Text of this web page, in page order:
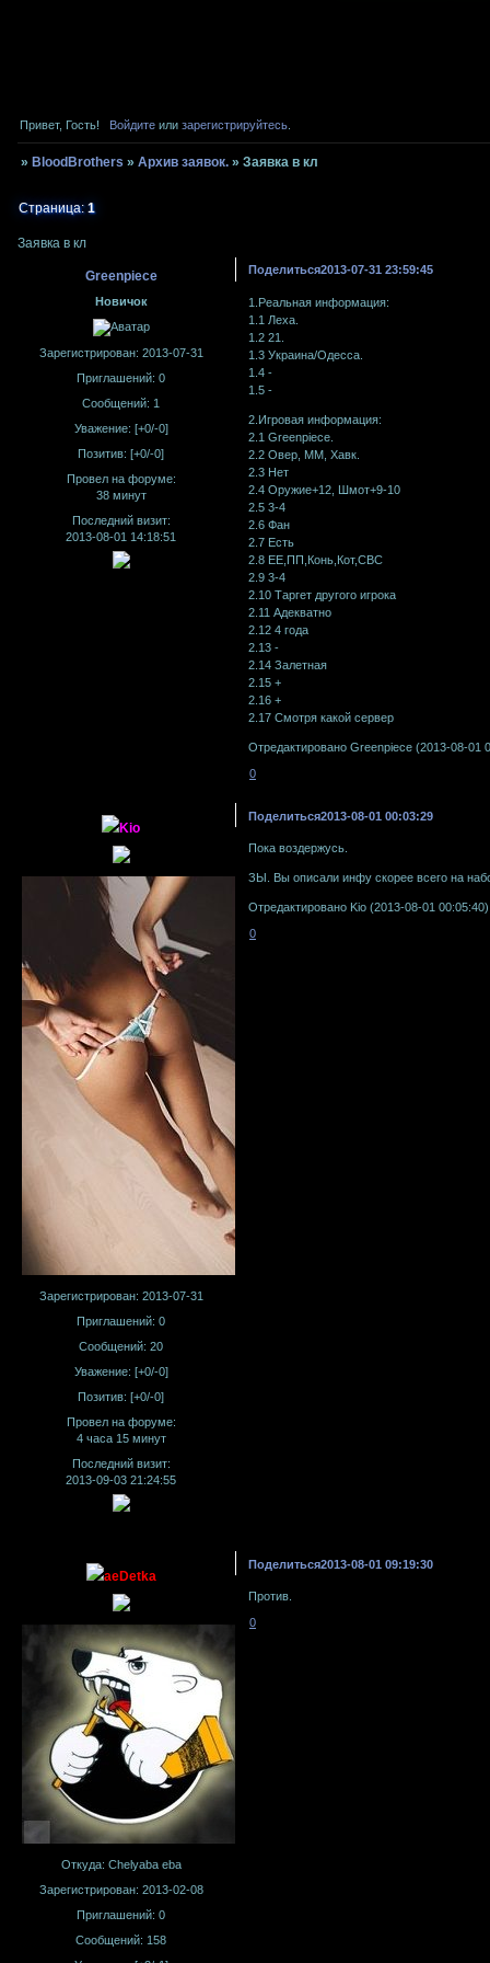
Привет, Гость! Войдитеили зарегистрируйтесь.
» BloodBrothers »Архив заявок. »Заявка в кл
Заявка в кл
Страница:1
Поделиться2013-07-31 23:59:45
Greenpiece
Новичок
Зарегистрирован: 2013-07-31
Приглашений: 0
Сообщений: 1
Уважение: [+0/-0]
Позитив: [+0/-0]
Провел на форуме:
38 минут
Последний визит:
2013-08-01 14:18:51
1.Реальная информация:
1.1 Леха.
1.2 21.
1.3 Украина/Одесса.
1.4 -
1.5 -
2.Игровая информация:
2.1 Greenpiece.
2.2 Овер, ММ, Хавк.
2.3 Нет
2.4 Оружие+12, Шмот+9-10
2.5 3-4
2.6 Фан
2.7 Есть
2.8 ЕЕ,ПП,Конь,Кот,СВС
2.9 3-4
2.10 Таргет другого игрока
2.11 Адекватно
2.12 4 года
2.13 -
2.14 Залетная
2.15 +
2.16 +
2.17 Смотря какой сервер
Отредактировано Greenpiece (2013-08-01
0
Поделиться2013-08-01 00:03:29
Kio
Зарегистрирован: 2013-07-31
Приглашений: 0
Сообщений: 20
Уважение: [+0/-0]
Позитив: [+0/-0]
Провел на форуме:
4 часа 15 минут
Последний визит:
2013-09-03 21:24:55
Пока воздержусь.
ЗЫ. Вы описали инфу скорее всего на
Отредактировано Kio (2013-08-01 00:05:40)
0
Поделиться2013-08-01 09:19:30
aeDetka
Откуда: Chelyaba eba
Зарегистрирован: 2013-02-08
Приглашений: 0
Сообщений: 158
Против.
0